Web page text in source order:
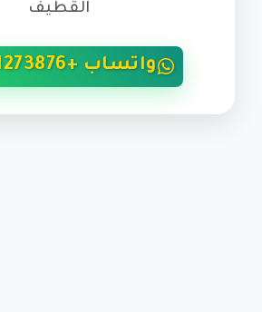
القطيف
واتساب +971501273876